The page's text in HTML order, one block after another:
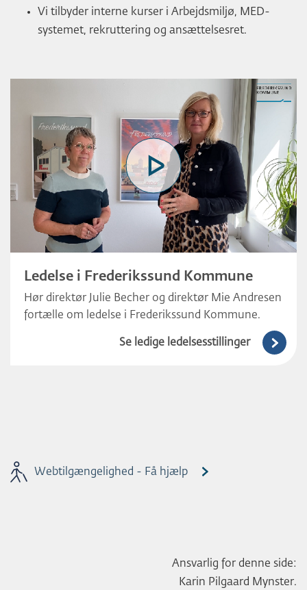
Vi tilbyder interne kurser i Arbejdsmiljø, MED-
systemet, rekruttering og ansættelsesret.
Ledelse i Frederikssund Kommune
Hør direktør Julie Becher og direktør Mie Andresen
fortælle om ledelse i Frederikssund Kommune.
Se ledige ledelsesstillinger
Webtilgængelighed - Få hjælp
Ansvarlig for denne side:
Karin Pilgaard Mynster.